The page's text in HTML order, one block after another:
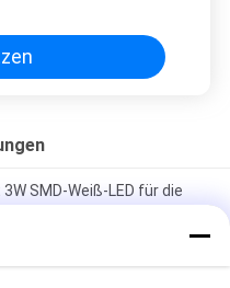
SMD-Weiß-LED für die
Batterie Sicherung